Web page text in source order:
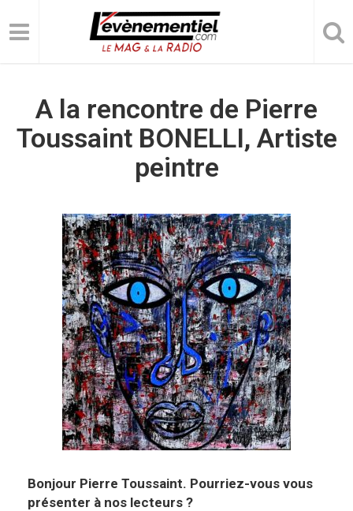
A la rencontre de Pierre
Toussaint BONELLI, Artiste
peintre
Bonjour Pierre Toussaint. Pourriez-vous vous
présenter à nos lecteurs ?